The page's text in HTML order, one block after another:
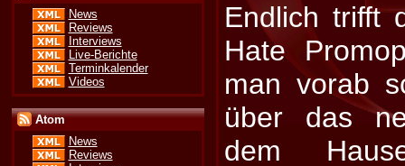
News
Reviews
Interviews
Live-Berichte
Terminkalender
Videos
Atom
News
Reviews
Endlich trifft
Hate
man vorab
über das
dem